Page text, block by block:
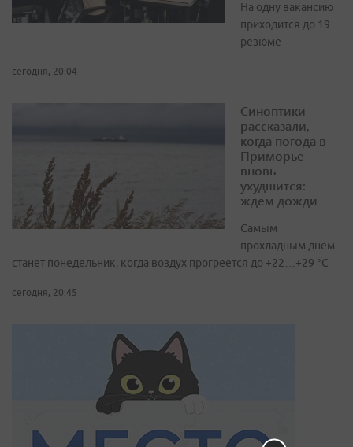
На одну вакансию
приходится до 19
резюме
сегодня, 20:04
Синоптики
рассказали,
когда погода в
Приморье
вновь
ухудшится:
ждем дожди
Самым
прохладным днем
станет понедельник, когда воздух прогреется до +22…+29 °С
сегодня, 20:45